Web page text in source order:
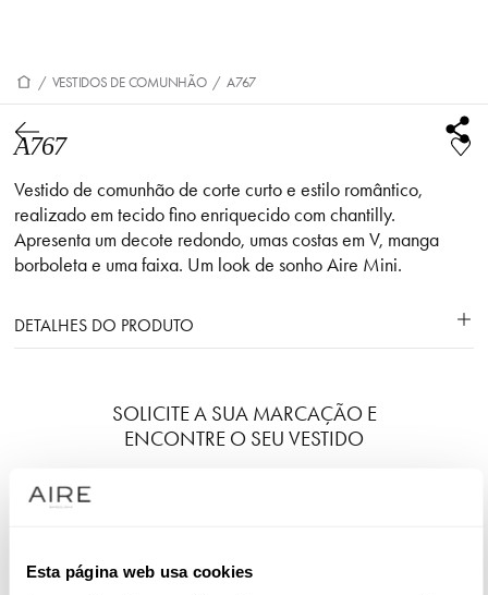
Esta página web usa cookies
/ VESTIDOS DE COMUNHÃO / A767
A767
Vestido de comunhão de corte curto e estilo romântico,
realizado em tecido fino enriquecido com chantilly.
Apresenta um decote redondo, umas costas em V, manga
borboleta e uma faixa. Um look de sonho Aire Mini.
DETALHES DO PRODUTO
SOLICITE A SUA MARCAÇÃO E
ENCONTRE O SEU VESTIDO